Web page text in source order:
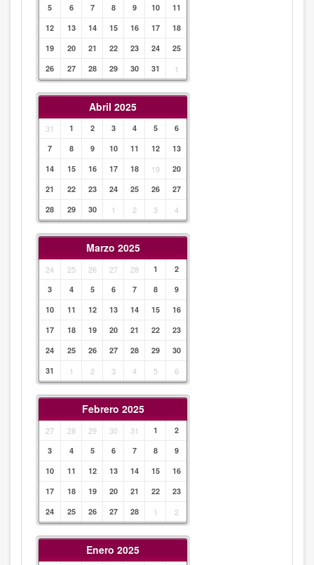
5 6 7 8 9 10
11
12
13 14 15 16 17
18
19
20 21 22 23 24
25
26
27 28 29 30 31 1
Abril 2025
31 1 2 3 4 5
6
7
8 9 10 11 12
13
14
15 16 17 18 19
20
21
22 23 24 25 26
27
28
29 30 1 2 3 4
Marzo 2025
24 25 26 27 28 1
2
3
4 5 6 7 8
9
10
11 12 13 14 15
16
17
18 19 20 21 22
23
24
25 26 27 28 29
30
31
1 2 3 4 5 6
Febrero 2025
27 28 29 30 31 1
2
3
4 5 6 7 8
9
10
11 12 13 14 15
16
17
18 19 20 21 22
23
24
25 26 27 28 1 2
Enero 2025